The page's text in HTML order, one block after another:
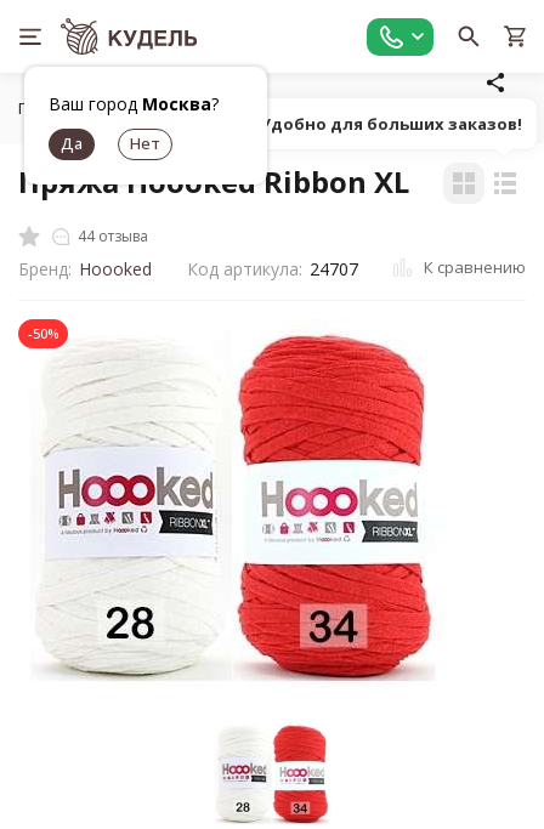
Ваш город Москва?
Главная Все для вязания
Пряжа Hoooked Ribbon XL
44 отзыва
Бренд: Hoooked Код артикула: 24707 К сравнению
-50%
Попробуй! Удобно для больших заказов!